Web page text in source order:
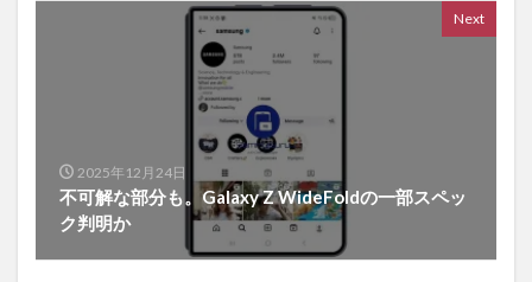
Next
2025年12月24日
不可解な部分も。Galaxy Z WideFoldの一部スペッ
ク判明か